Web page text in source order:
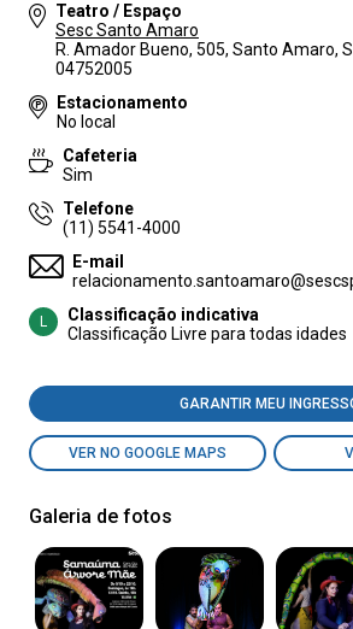
Teatro / Espaço
Sesc Santo Amaro
R. Amador Bueno, 505, Santo Amaro,
04752005
Estacionamento
No local
Cafeteria
Sim
Telefone
(11) 5541-4000
E-mail
L
Classificação indicativa
Classificação Livre para todas idades
GARANTIR MEU
VER NO GOOGLE MAPS
Galeria de fotos